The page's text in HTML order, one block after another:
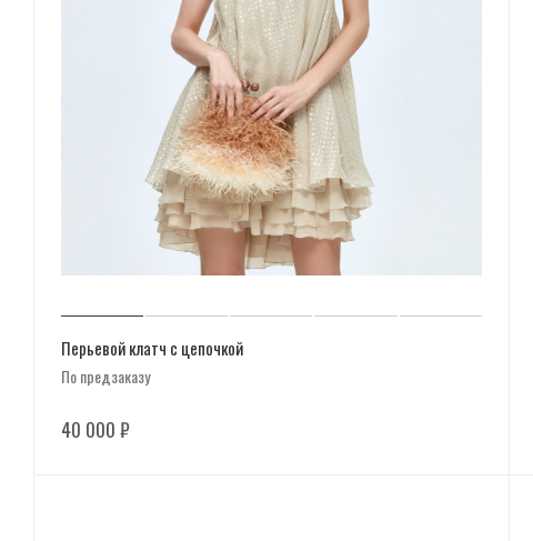
Перьевой клатч с цепочкой
По предзаказу
40 000 ₽